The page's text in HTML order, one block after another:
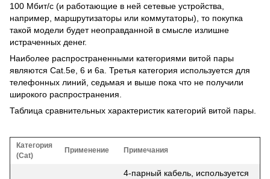
100 Мбит/с (и работающие в ней сетевые устройства,
например, маршрутизаторы или коммутаторы), то покупка
такой модели будет неоправданной в смысле излишне
истраченных денег.
Наиболее распространенными категориями витой пары
являются Cat.5е, 6 и 6а. Третья категория используется для
телефонных линий, седьмая и выше пока что не получили
широкого распространения.
Таблица сравнительных характеристик категорий витой пары.
Категория
(Cat)
Применение Примечания
4-парный кабель, используется